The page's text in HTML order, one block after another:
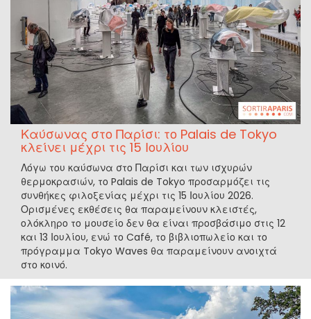
Καύσωνας στο Παρίσι: το Palais de Tokyo
κλείνει μέχρι τις 15 Ιουλίου
Λόγω του καύσωνα στο Παρίσι και των ισχυρών
θερμοκρασιών, το Palais de Tokyo προσαρμόζει τις
συνθήκες φιλοξενίας μέχρι τις 15 Ιουλίου 2026.
Ορισμένες εκθέσεις θα παραμείνουν κλειστές,
ολόκληρο το μουσείο δεν θα είναι προσβάσιμο στις 12
και 13 Ιουλίου, ενώ το Café, το βιβλιοπωλείο και το
πρόγραμμα Tokyo Waves θα παραμείνουν ανοιχτά
στο κοινό.